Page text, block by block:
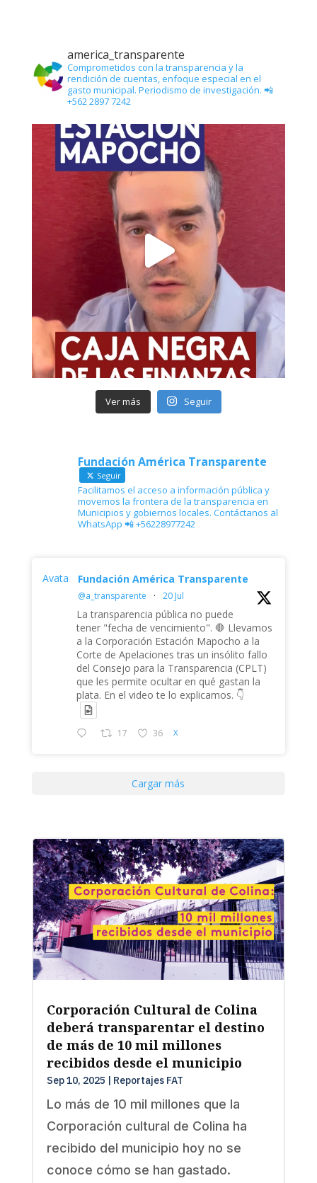
america_transparente
Comprometidos con la transparencia y la
rendición de cuentas, enfoque especial en el
gasto municipal. Periodismo de investigación. 📲
+562 2897 7242
Ver más Seguir
Fundación América Transparente
Seguir
Facilitamos el acceso a información pública y
movemos la frontera de la transparencia en
Municipios y gobiernos locales. Contáctanos al
WhatsApp 📲 +56228977242
Avatar Fundación América Transparente
@a_transparente · 20 Jul
La transparencia pública no puede
tener "fecha de vencimiento". 🛑 Llevamos
a la Corporación Estación Mapocho a la
Corte de Apelaciones tras un insólito fallo
del Consejo para la Transparencia (CPLT)
que les permite ocultar en qué gastan la
plata. En el video te lo explicamos. 👇
17 36 X
Cargar más
Corporación Cultural de Colina
deberá transparentar el destino
de más de 10 mil millones
recibidos desde el municipio
Sep 10, 2025 | Reportajes FAT
Lo más de 10 mil millones que la
Corporación cultural de Colina ha
recibido del municipio hoy no se
conoce cómo se han gastado.